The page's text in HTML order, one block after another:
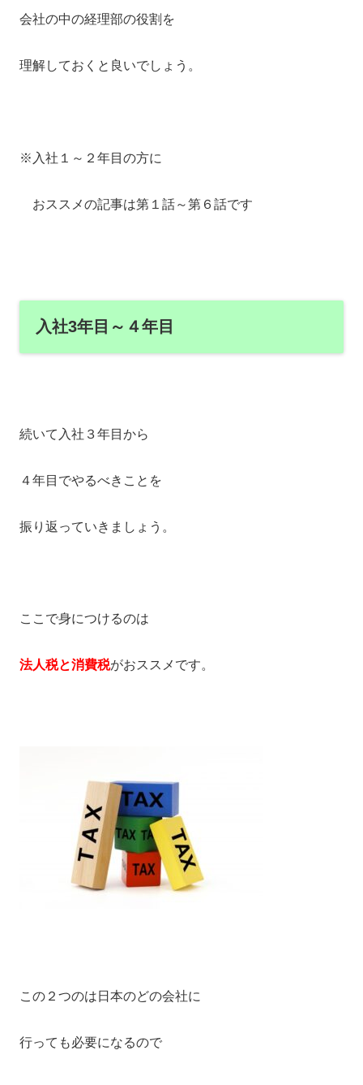
会社の中の経理部の役割を
理解しておくと良いでしょう。
※入社１～２年目の方に
おススメの記事は第１話～第６話です
入社3年目～４年目
続いて入社３年目から
４年目でやるべきことを
振り返っていきましょう。
ここで身につけるのは
法人税と消費税がおススメです。
この２つのは日本のどの会社に
行っても必要になるので